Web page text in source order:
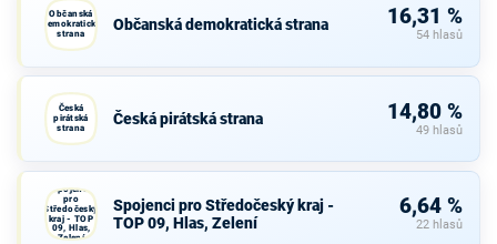
Občanská
demokratická
strana
Občanská demokratická strana 16,31 %
54 hlasů
Česká
pirátská
strana
Česká pirátská strana 14,80 %
49 hlasů
Spojenci
pro
Středočeský
kraj - TOP
09, Hlas,
Zelení
Spojenci pro Středočeský kraj -
TOP 09, Hlas, Zelení
6,64 %
22 hlasů